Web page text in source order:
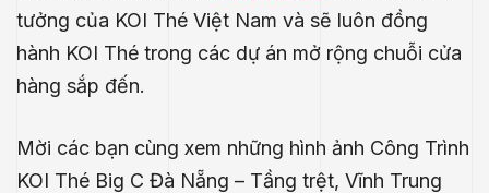
tưởng của KOI Thé Việt Nam và sẽ luôn đồng
hành KOI Thé trong các dự án mở rộng chuỗi cửa
hàng sắp đến.
Mời các bạn cùng xem những hình ảnh Công Trình
KOI Thé Big C Đà Nẵng – Tầng trệt, Vĩnh Trung